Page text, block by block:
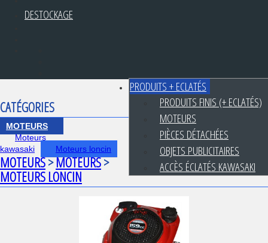
DESTOCKAGE
PRODUITS + ECLATÉS
PRODUITS FINIS (+ ECLATÉS)
MOTEURS
PIÈCES DÉTACHÉES
OBJETS PUBLICITAIRES
ACCÈS ÉCLATÉS KAWASAKI
CATÉGORIES
MOTEURS
Moteurs
kawasaki
Moteurs loncin
MOTEURS>MOTEURS>
MOTEURS LONCIN